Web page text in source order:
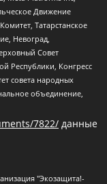
Движение
Татарстанское
Невоград,
Совет
Республики, Конгресс
совета народных
объединение,
7822/ данные
Андрей Викторович, Бекбулатова Таисия Львовна, Беляев Иван Михайлович, Владыкина Елена Сергеевна, Гельман Марат Александрович, Никульшина Вероника Юрьевна, Толоконникова Надежда Андреевна, Шендерович Виктор Анатольевич, Общество с ограниченной ответственностью "Данное сообщение", Общество с ограниченной ответственностью Издательский дом "Новая глава", Айнбиндер Александра Александровна, Московский комьюнити-центр для ЛГБТ+инициатив, Благотворительный фонд развития филантропии, Deutsche Welle (Германия, Kurt-Schumacher-Strasse 3, 53113 Bonn), Борзунова Мария Михайловна, Воробьев Виктор Викторович, Голубева Анна Львовна, Константинова Алла Михайловна, Малкова Ирина Владимировна, Мурадов Мурад Абдулгалимович, Осетинская Елизавета Николаевна, Понасенков Евгений Николаевич, Ганапольский Матвей Юрьевич, Киселев Евгений Алексеевич, Борухович Ирина Григорьевна, Дремин Иван Тимофеевич, Дубровский Дмитрий Викторович, Красноярская региональная общественная организация поддержки и развития альтернативных образовательных технологий и межкультурных коммуникаций "ИНТЕРРА", Маяковская Екатерина Алексеевна, Фейгин Марк Захарович, Филимонов Андрей Викторович, Дзугкоева Регина Николаевна, Доброхотов Роман Александрович, Дудь Юрий Александрович, Елкин Сергей Владимирович, Кругликов Кирилл Игоревич, Сабунаева Мария Леонидовна, Семенов Алексей Владимирович, Шаинян Карен Багратович, Шульман Екатерина Михайловна, Асафьев Артур Валерьевич, Вахштайн Виктор Семенович, Венедиктов Алексей Алексеевич, Лушникова Екатерина Евгеньевна, Волков Леонид Михайлович, Невзоров Александр Глебович, Пархоменко Сергей Борисович, Сироткин Ярослав Николаевич, Кара-Мурза Владимир Владимирович, Баранова Наталья Владимировна, Гозман Леонид Яковлевич, Кагарлицкий Борис Юльевич, Климарев Михаил Валерьевич, Милов Владимир Станиславович, Автономная некоммерческая организация Краснодарский центр современного искусства "Типография", Моргенштерн Алишер Тагирович, Соболь Любовь Эдуардовна, Общество с ограниченной ответственностью "ЛИЗА НОРМ", Каспаров Гарри Кимович, Ходорковский Михаил Борисович, Общество с ограниченной ответственностью "Апрельские тезисы", Данилович Ирина Брониславовна, Кашин Олег Владимирович, Петров Николай Владимирович, Пивоваров Алексей Владимирович, Соколов Михаил Владимирович, Цветкова Юлия Владимировна, Чичваркин Евгений Александрович, Комитет против пыток/Команда против пыток, Общество с ограниченной ответственностью "Первый научный", Общество с ограниченной ответственностью "Вертолет и ко", Белоцерковская Вероника Борисовна, Кац Максим Евгеньевич, Лазарева Татьяна Юрьевна, Шаведдинов Руслан Табризович, Яшин Илья Валерьевич, Общество с ограниченной ответственностью "Иноагент ААВ", Алешковский Дмитрий Петрович, Альбац Евгения Марковна, Быков Дмитрий Львович, Галямина Юлия Евгеньевна, Лойко Сергей Леонидович, Мартынов Кирилл Константинович, Медведев Сергей Александрович, Крашенинников Федор Геннадиевич, Гордеева Катерина Вл